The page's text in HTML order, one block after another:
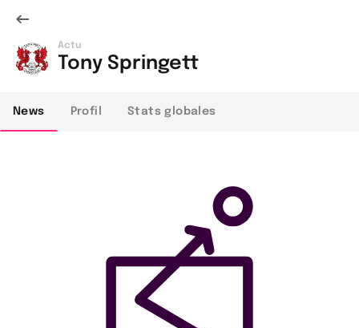
Actu
Tony Springett
News Profil Stats globales